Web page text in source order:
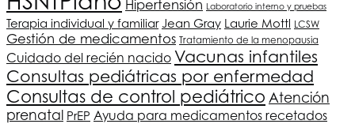
Hipertensión Laboratorio interno y pruebas
Terapia individual y familiar Jean Gray Laurie Mottl LCSW
Gestión de medicamentos Tratamiento de la menopausia
Cuidado del recién nacido Vacunas infantiles
Consultas pediátricas por enfermedad
Consultas de control pediátrico Atención
prenatal PrEP Ayuda para medicamentos recetados